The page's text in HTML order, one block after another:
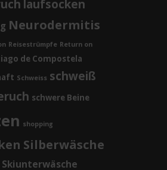
laufsocken
Neurodermitis
Reisestrümpfe Return on
de Compostela
Schweiss schweiß
schwere Beine
shopping
Silberwäsche
Skiunterwäsche